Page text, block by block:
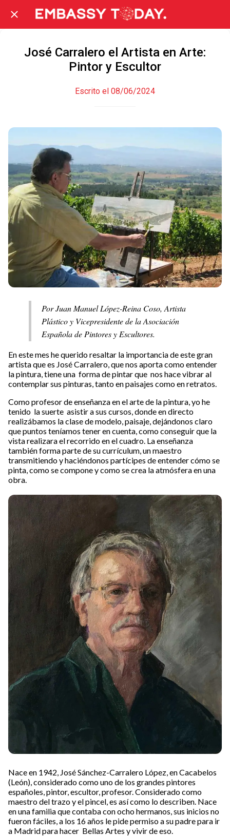
José Carralero el Artista en Arte:
Pintor y Escultor
Escrito el 08/06/2024
Por Juan Manuel López-Reina Coso, Artista
Plástico y Vicepresidente de la Asociación
Española de Pintores y Escultores.
En este mes he querido resaltar la importancia de este gran
artista que es José Carralero, que nos aporta como entender
la pintura, tiene una forma de pintar que nos hace vibrar al
contemplar sus pinturas, tanto en paisajes como en retratos.
Como profesor de enseñanza en el arte de la pintura, yo he
tenido la suerte asistir a sus cursos, donde en directo
realizábamos la clase de modelo, paisaje, dejándonos claro
que puntos teníamos tener en cuenta, como conseguir que la
vista realizara el recorrido en el cuadro. La enseñanza
también forma parte de su currículum, un maestro
transmitiendo y haciéndonos partícipes de entender cómo se
pinta, como se compone y como se crea la atmósfera en una
obra.
Nace en 1942, José Sánchez-Carralero López, en Cacabelos
(León), considerado como uno de los grandes pintores
españoles, pintor, escultor, profesor. Considerado como
maestro del trazo y el pincel, es así como lo describen. Nace
en una familia que contaba con ocho hermanos, sus inicios no
fueron fáciles, a los 16 años le pide permiso a su padre para ir
a Madrid para hacer Bellas Artes y vivir de eso.